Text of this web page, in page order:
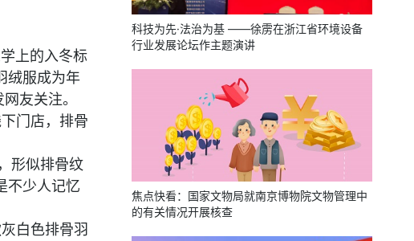
上的入冬标
绒服成为年
友关注。
门店，排骨
形似排骨纹
不少人记忆
白色排骨羽
科技为先·法治为基 ——徐雳在浙江省环境设备
行业发展论坛作主题演讲
焦点快看：国家文物局就南京博物院文物管理中
的有关情况开展核查